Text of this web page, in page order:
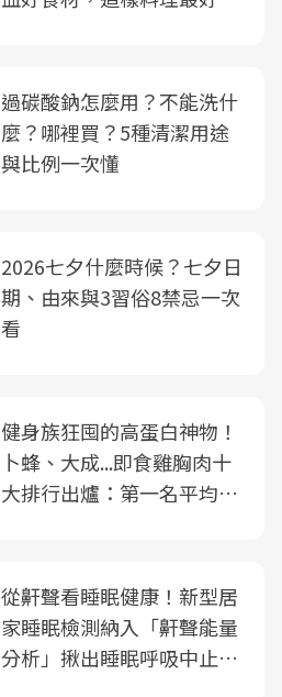
過碳酸鈉怎麼用？不能洗什
麼？哪裡買？5種清潔用途
與比例一次懂
2026七夕什麼時候？七夕日
期、由來與3習俗8禁忌一次
看
健身族狂囤的高蛋白神物！
卜蜂、大成...即食雞胸肉十
大排行出爐：第一名平均一
從鼾聲看睡眠健康！新型居
家睡眠檢測納入「鼾聲能量
分析」揪出睡眠呼吸中止症